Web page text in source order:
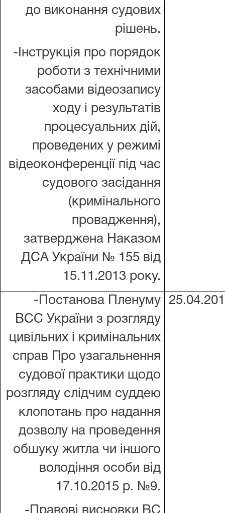
до виконання судових
рішень.
-Інструкція про порядок
роботи з технічними
засобами відеозапису
ходу і результатів
процесуальних дій,
проведених у режимі
відеоконференції під час
судового засідання
(кримінального
провадження),
затверджена Наказом
ДСА України № 155 від
15.11.2013 року.
-Постанова Пленуму
ВСС України з розгляду
цивільних і кримінальних
справ
Проузагальнення
судової практики щодо
розгляду слідчим суддею
клопотань про надання
дозволу на проведення
обшуку житла чи іншого
володіння особи від
17.10.2015 р. №9.
-Правові висновки ВС